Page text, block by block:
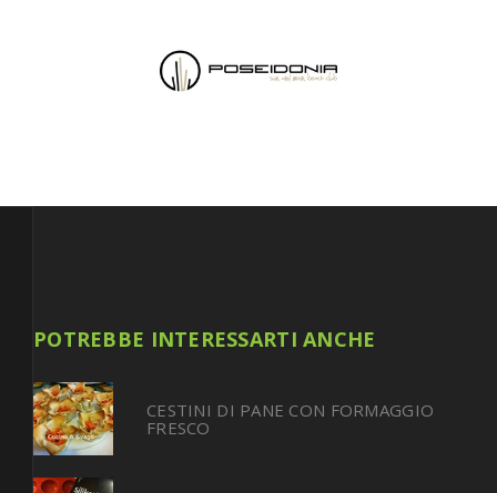
POTREBBE INTERESSARTI ANCHE
CESTINI DI PANE CON FORMAGGIO
FRESCO